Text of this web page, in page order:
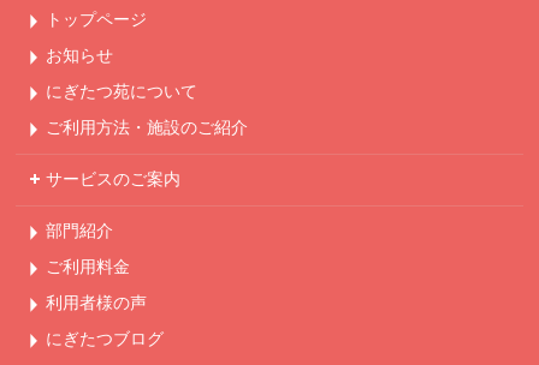
トップページ
お知らせ
にぎたつ苑について
ご利用方法・ 施設のご紹介
サービスのご案内
部門紹介
ご利用料金
利用者様の声
にぎたつブログ